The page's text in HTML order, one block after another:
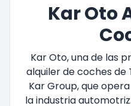
Kar Oto
Kar Oto, una de las
alquiler de coches
Kar Group, que
la industria